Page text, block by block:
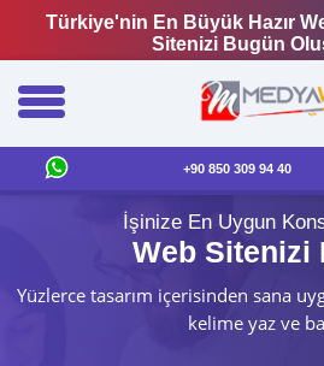
Türkiye'nin En Büyük Hazır
Sitenizi Bugün
+90 850 309 94 40
İşinize En Uygun
Web Sitenizi
Yüzlerce tasarım içerisinden sana
kelime yaz ve